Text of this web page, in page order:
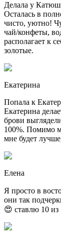
Делала у
Осталась в
чисто, уютно!
чай/конфеты,
располагает к
золотые.
Екатерина
Попала к
Екатерина
брови
100%. Помимо
мне будет
Елена
Я просто в
они так
😍 ставлю 10 из